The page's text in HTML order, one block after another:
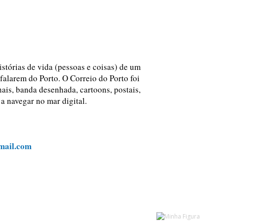
de vida (pessoas e coisas) de um
do Porto. O Correio do Porto foi
banda desenhada, cartoons, postais,
navegar no mar digital.